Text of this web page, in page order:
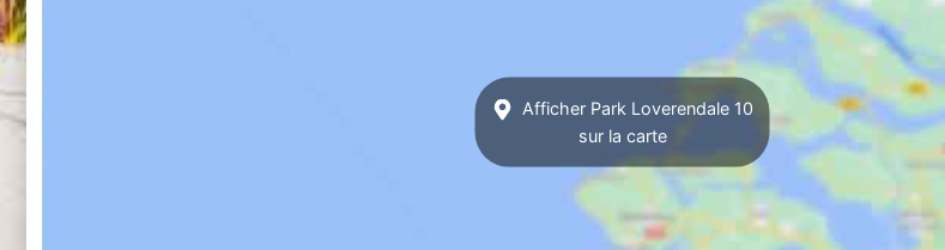
Afficher Park Loverendale 10
sur la carte